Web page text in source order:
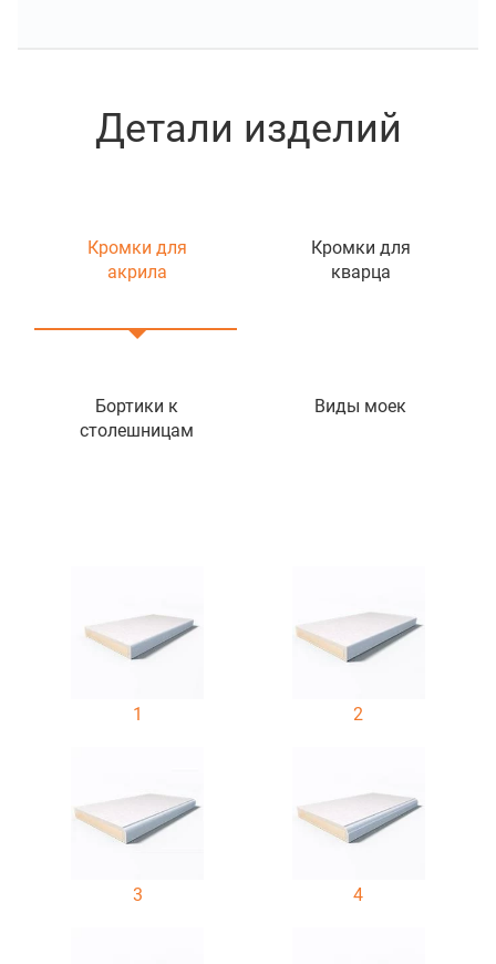
Детали изделий
Кромки для
акрила
Кромки для
кварца
Бортики к
столешницам
Виды моек
1 2
3 4